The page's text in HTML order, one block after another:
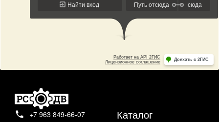
+7 963 849-66-07
Каталог